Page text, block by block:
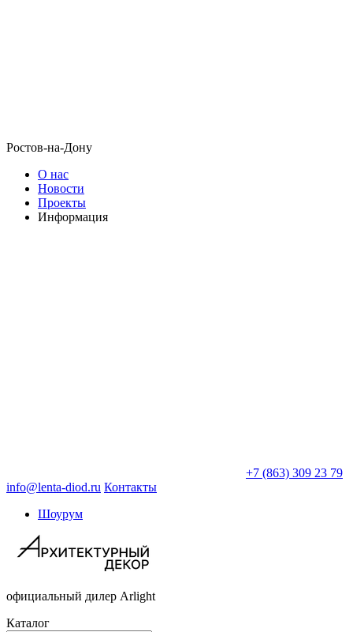
Ростов-на-Дону
О нас
Новости
Проекты
Информация
+7 (863) 309 23 79
info@lenta-diod.ru Контакты
Шоурум
официальный дилер Arlight
Каталог